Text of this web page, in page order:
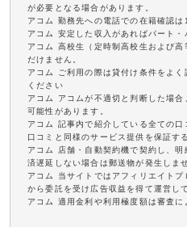
が必要となる場合があります。
アコム 勤務先への電話での在籍確認は
アコム 安定した収入があればパート・
アコム 高校生（定時制高校生および
だけません。
アコム ご利用の際は貸付け条件をよ
ください
アコム アコムが不適切と判断した場
可能性があります。
アコム 記事内で紹介している全ての
口コミと同様のサービス提供を保証す
アコム 店舗・自動契約機で契約し、
済遅延しない場合は郵送物が発生しま
アコム 当サイトではアフィリエイト
から委託を受け広告収益を得て運営し
アコム 適用金利や利用極度額は審査に